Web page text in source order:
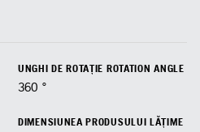
UNGHI DE ROTAȚIE ROTATION ANGLE
360 °
DIMENSIUNEA PRODUSULUI LĂȚIME